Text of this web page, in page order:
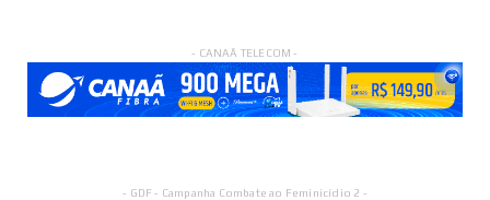
- CANAÃ TELECOM -
- GDF - Campanha Combate ao Feminicídio 2 -